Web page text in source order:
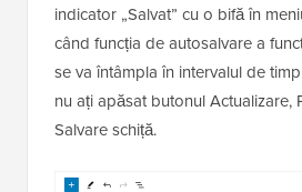
indicator „Salvat” cu o bifă în
când funcția de autosalvare a
se va întâmpla în intervalul de
nu ați apăsat butonul Actualizare,
Salvare schiță.